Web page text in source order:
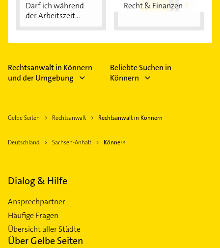
Darf ich während
der Arbeitszeit...
Recht & Finanzen
Rechtsanwalt in Könnern
und der Umgebung
Beliebte Suchen in
Könnern
Gelbe Seiten Rechtsanwalt Rechtsanwalt in Könnern
Deutschland Sachsen-Anhalt Könnern
Dialog & Hilfe
Ansprechpartner
Häufige Fragen
Übersicht aller Städte
Über Gelbe Seiten